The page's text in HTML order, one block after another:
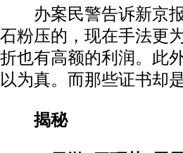
办案民警告诉新京报
石粉压的，现在手法更
折也有高额的利润。此
以为真。而那些证书却
揭秘